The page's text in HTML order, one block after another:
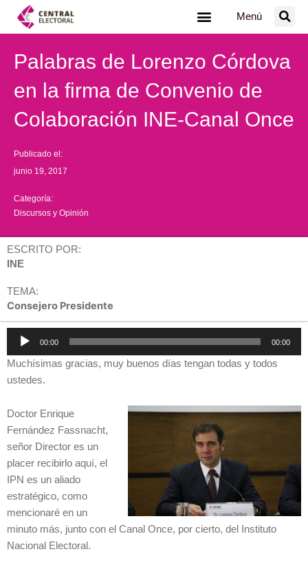
Menú
Palabras de Lorenzo Córdova
en la firma de Convenio de
Colaboración INE-Canal Once
Publicado el:
junio 19, 2017
Categoría:
Discursos y Opinión
ESCRITO POR:
INE
TEMA:
Consejero Presidente
Reproductor
audio
00:00 00:00
Muchísimas gracias, muy buenos días tengan todas y todos
ustedes.
Doctor Enrique
Fernández Fassnacht,
señor Director es un
placer recibirlo aquí, el
IPN es un aliado
estratégico, como
mencionaré en un
minuto más, junto con el Canal Once, por cierto, del Instituto
Nacional Electoral.